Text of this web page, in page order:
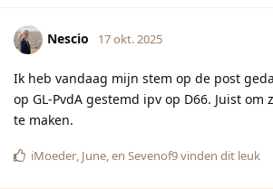
Nescio 17 okt. 2025
Ik heb vandaag mijn stem op de post
op GL-PvdA gestemd ipv op D66. Juist om
te maken.
iMoeder, June, en Sevenof9vinden dit leuk